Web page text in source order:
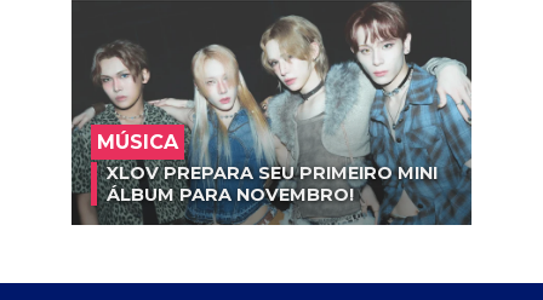
MÚSICA
XLOV PREPARA SEU PRIMEIRO MINI
ÁLBUM PARA NOVEMBRO!